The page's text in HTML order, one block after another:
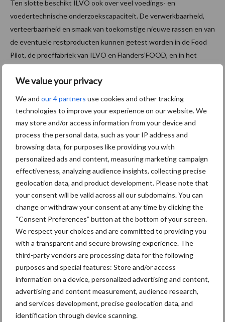
We value your privacy
We and our 4 partners use cookies and other tracking
technologies to improve your experience on our website. We
may store and/or access information from your device and
process the personal data, such as your IP address and
browsing data, for purposes like providing you with
personalized ads and content, measuring marketing campaign
effectiveness, analyzing audience insights, collecting precise
geolocation data, and product development. Please note that
your consent will be valid across all our subdomains. You can
change or withdraw your consent at any time by clicking the
“Consent Preferences” button at the bottom of your screen.
We respect your choices and are committed to providing you
with a transparent and secure browsing experience. The
third-party vendors are processing data for the following
purposes and special features: Store and/or access
information on a device, personalized advertising and content,
advertising and content measurement, audience research,
and services development, precise geolocation data, and
identification through device scanning.
Ten slotte beschikt ILVO ook over veel voedings- en
voedertechnische onderzoekscapaciteit. De verwerkbaarheid,
verteerbaarheid en smaak van toekomstige nieuwe rassen en van
de eventuele restproducten kunnen getest worden in de Food
Pilot, de proeffabriek van ILVO en Flanders’FOOD, en in het
Vanuit de relancemiddelen, meer bepaald het relanceproject
FutureAdapt, stimuleert Vlaams minister van Landbouw en
VoedingHilde Crevitsde productie van meer lokale,
klimaatrobuuste, plantaardige eiwitten in Vlaanderen: “Samen
met heel wat partners maken we werk van een innovatieve
voedseleconomie. Dit resulteert meer en meer in concrete
realisaties en nieuwe teelten zoals dit project met kikkererwten
van ILVO. We willen verder de weg inslaan van verduurzaming en
diversificatie in onze eiwitproductie en –consumptie. Via het
Vlaamse relanceplan voorzien we in een extra investering van vier
miljoen euro voor samenwerkingsprojecten om het eiwitaanbod
ervoor kiezen om met eiwitrijke teelten aan de slag te gaan,
rekenen op technische en financiële ondersteuning.”
Bron: ILVO